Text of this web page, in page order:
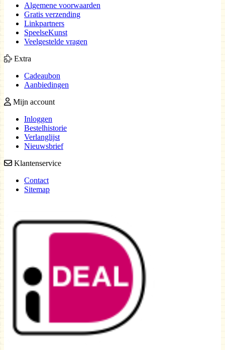
Algemene voorwaarden
Gratis verzending
Linkpartners
SpeelseKunst
Veelgestelde vragen
Extra
Cadeaubon
Aanbiedingen
Mijn account
Inloggen
Bestelhistorie
Verlanglijst
Nieuwsbrief
Klantenservice
Contact
Sitemap